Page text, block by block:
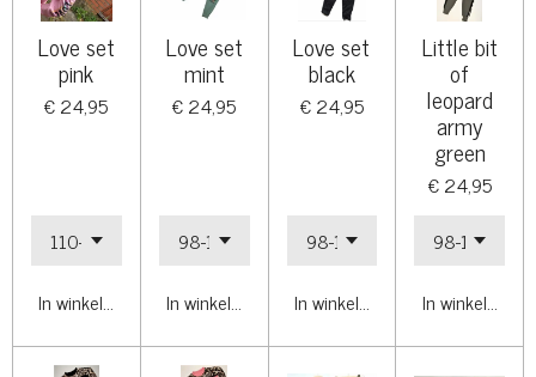
Love set
pink
€ 24,95
In winkelwagen
Love set
mint
€ 24,95
In winkelwagen
Love set
black
€ 24,95
In winkelwagen
Little bit
of
leopard
army
green
€ 24,95
In winkelwagen